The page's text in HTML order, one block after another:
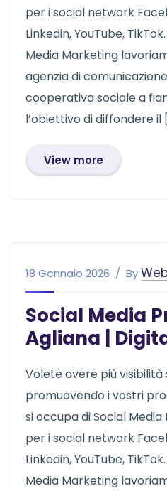
per i social network
Linkedin, YouTube,
Media Marketing
agenzia di
cooperativa sociale a
l’obiettivo di diffondere il
View more
18 Gennaio 2026 By
Social Media
Agliana |
Volete avere più visibilità
promuovendo i vostri
si occupa di Social
per i social network
Linkedin, YouTube,
Media Marketing